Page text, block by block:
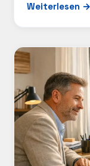
Weiterlesen →